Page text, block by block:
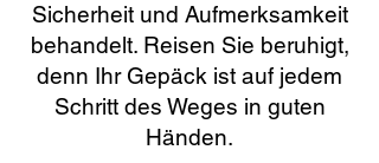
Sicherheit und Aufmerksamkeit
behandelt. Reisen Sie beruhigt,
denn Ihr Gepäck ist auf jedem
Schritt des Weges in guten
Händen.